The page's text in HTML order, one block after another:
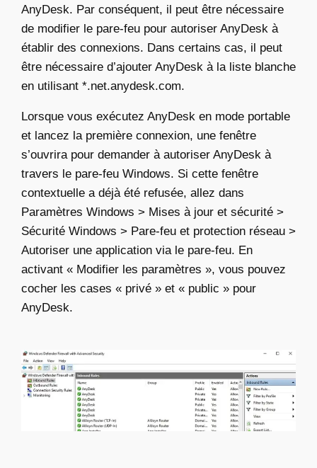
AnyDesk. Par conséquent, il peut être nécessaire
de modifier le pare-feu pour autoriser AnyDesk à
établir des connexions. Dans certains cas, il peut
être nécessaire d’ajouter AnyDesk à la liste blanche
en utilisant *.net.anydesk.com.
Lorsque vous exécutez AnyDesk en mode portable
et lancez la première connexion, une fenêtre
s’ouvrira pour demander à autoriser AnyDesk à
travers le pare-feu Windows. Si cette fenêtre
contextuelle a déjà été refusée, allez dans
Paramètres Windows > Mises à jour et sécurité >
Sécurité Windows > Pare-feu et protection réseau >
Autoriser une application via le pare-feu. En
activant « Modifier les paramètres », vous pouvez
cocher les cases « privé » et « public » pour
AnyDesk.